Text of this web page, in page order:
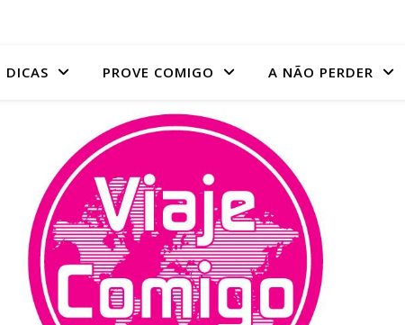
DICAS PROVE COMIGO A NÃO PERDER